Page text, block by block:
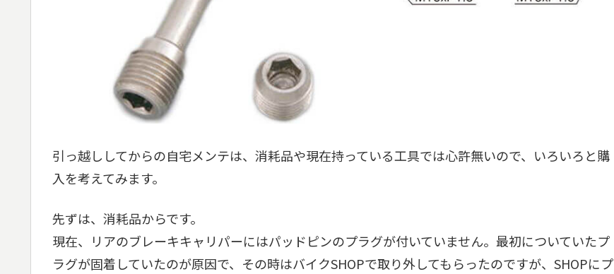
引っ越ししてからの自宅メンテは、消耗品や現在持っている工具では心許無いので、いろいろと購
入を考えてみます。
先ずは、消耗品からです。
現在、リアのブレーキキャリパーにはパッドピンのプラグが付いていません。最初についていたプ
ラグが固着していたのが原因で、その時はバイクSHOPで取り外してもらったのですが、SHOPにプ